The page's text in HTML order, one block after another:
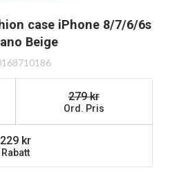
case iPhone 8/7/6/6s
Beige
Ord. Pris
279
Rabatt
229